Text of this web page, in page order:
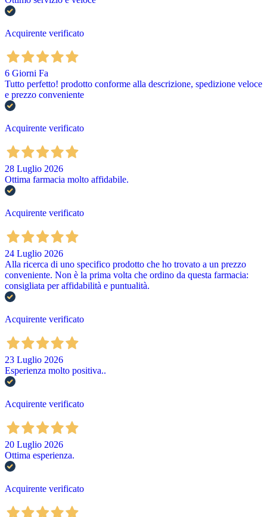
Acquirente verificato
6 Giorni Fa
Tutto perfetto! prodotto conforme alla descrizione, spedizione veloce
e prezzo conveniente
Acquirente verificato
28 Luglio 2026
Ottima farmacia molto affidabile.
Acquirente verificato
24 Luglio 2026
Alla ricerca di uno specifico prodotto che ho trovato a un prezzo
conveniente. Non è la prima volta che ordino da questa farmacia:
consigliata per affidabilità e puntualità.
Acquirente verificato
23 Luglio 2026
Esperienza molto positiva..
Acquirente verificato
20 Luglio 2026
Ottima esperienza.
Acquirente verificato